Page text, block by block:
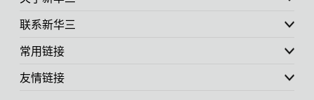
联系新华三
常用链接
友情链接